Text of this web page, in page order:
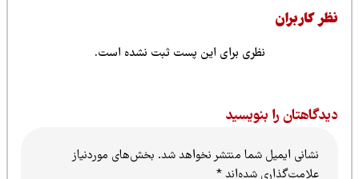
کاربران
نظری برای این پست ثبت نشده است.
را بنویسید
نشانی ایمیل شما منتشر نخواهد شد.بخش‌های موردنیاز
علامت‌گذاری شده‌اند*